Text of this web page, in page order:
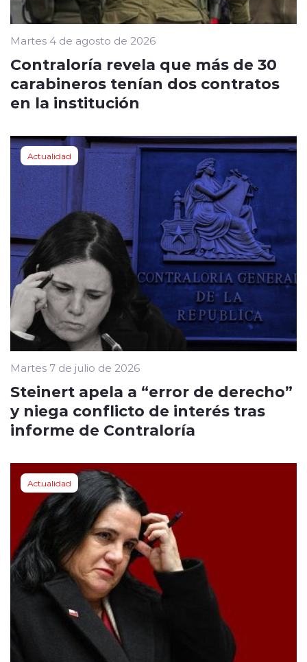
Martes 4 de agosto de 2026
Contraloría revela que más de 30
carabineros tenían dos contratos
en la institución
Actualidad
Martes 7 de julio de 2026
Steinert apela a “error de derecho”
y niega conflicto de interés tras
informe de Contraloría
Actualidad